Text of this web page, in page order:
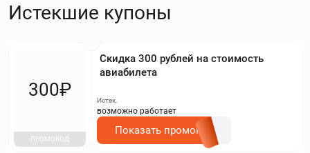
Истекшие купоны
Скидка 300 рублей на стоимость
авиабилета
300₽
ПРОМОКОД
Истек,
возможно работает
Показать промокод